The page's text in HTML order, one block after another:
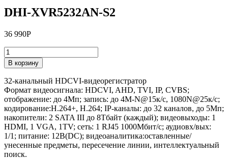
DHI-XVR5232AN-S2
36 990Р
DHI-
XVR5232AN-
quantity
В корзину
32-канальный HDCVI-видеорегистратор
Формат видеосигнала: HDCVI, AHD, TVI, IP, CVBS;
отображение: до 4Мп; запись: до 4M-N@15к/с, 1080N@25к/с;
кодирование:H.264+, H.264; IP-каналы: до 32 каналов, до 5Мп;
накопители: 2 SATA III до 8Тбайт (каждый); видеовыходы: 1
HDMI, 1 VGA, 1TV; сеть: 1 RJ45 1000Мбит/с; аудиовх/вых:
1/1; питание: 12В(DC); видеоаналитика:оставленные/
унесенные предметы, пересечение линии, интеллектуальный
поиск.